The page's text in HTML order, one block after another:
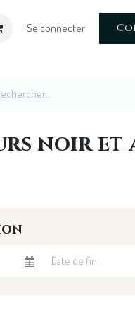
Se connecter
noir et